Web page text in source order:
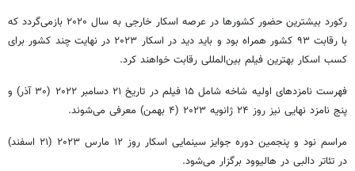
رکورد بیشترین حضور کشورها در عرصه اسکار خارجی به سال ۲۰۲۰ بازمی‌گردد که
با رقابت ۹۳ کشور همراه بود و باید دید در اسکار ۲۰۲۳ در نهایت چند کشور برای
کسب اسکار بهترین فیلم بین‌المللی رقابت خواهند کرد.
فهرست نامزدهای اولیه شاخه شامل ۱۵ فیلم در تاریخ ۲۱ دسامبر ۲۰۲۲ (۳۰ آذر) و
پنج نامزد نهایی نیز روز ۲۴ ژانویه ۲۰۲۳ (۴ بهمن) معرفی می‌شوند.
مراسم نود و پنجمین دوره جوایز سینمایی اسکار روز ۱۲ مارس ۲۰۲۳ (۲۱ اسفند)
در تئاتر دالبی در هالیوود برگزار می‌شود.